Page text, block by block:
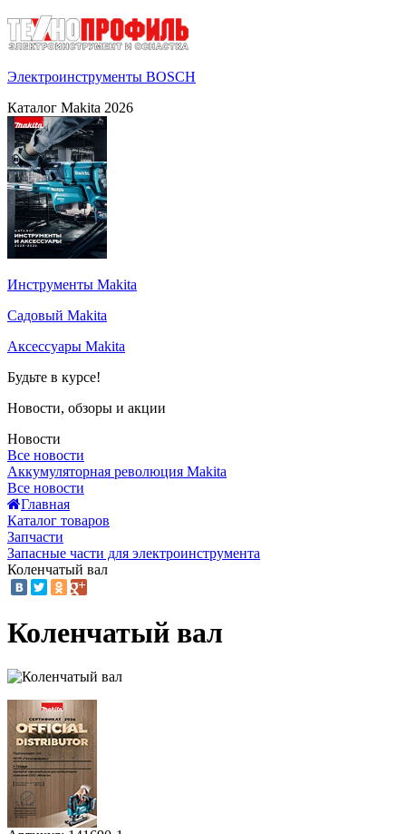
Электроинструменты BOSCH
Каталог Makita 2026
Инструменты Makita
Садовый Makita
Аксессуары Makita
Будьте в курсе!
Новости, обзоры и акции
Новости
Все новости
Аккумуляторная революция Makita
Все новости
Главная
Каталог товаров
Запчасти
Запасные части для электроинструмента
Коленчатый вал
Коленчатый вал